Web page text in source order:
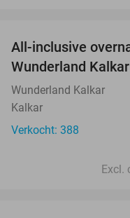
All-inclusive
Wunderland Kalkar
Wunderland Kalkar
Kalkar
Verkocht: 388
Excl.